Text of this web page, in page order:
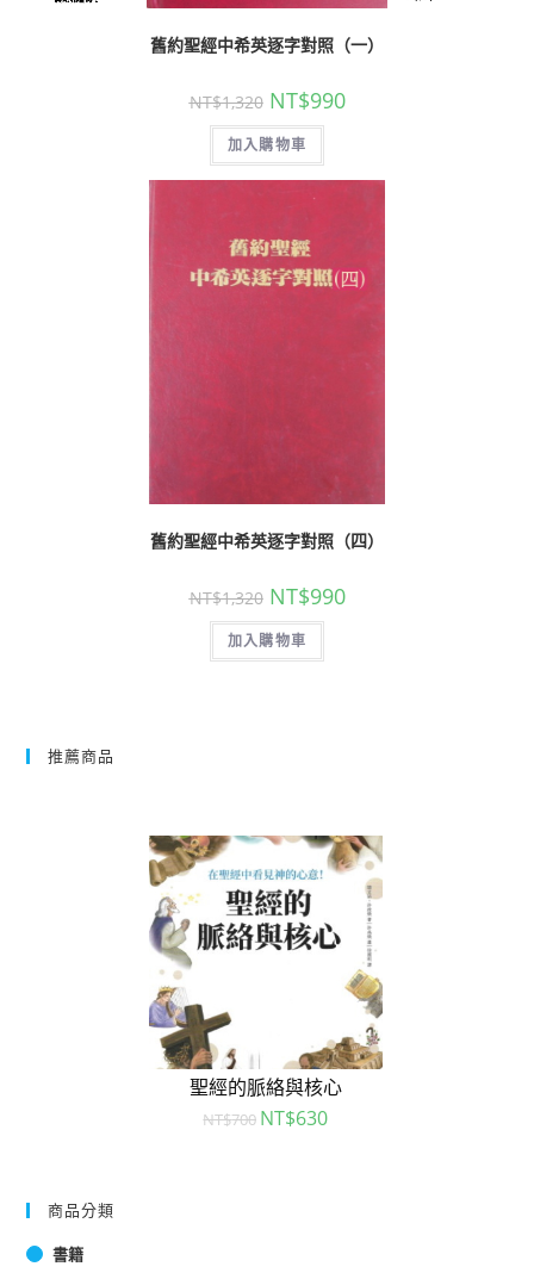
舊約聖經中希英逐字對照（一）
NT$1,320 NT$990
加入購物車
舊約聖經中希英逐字對照（四）
NT$1,320 NT$990
加入購物車
推薦商品
聖經的脈絡與核心
NT$700 NT$630
商品分類
書籍